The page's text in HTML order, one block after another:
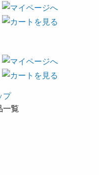
プ
一覧